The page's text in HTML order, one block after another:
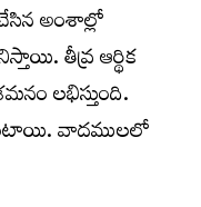
అంశాల్లో
తీవ్ర ఆర్థిక
లభిస్తుంది.
ఉంటాయి. వాదములలో